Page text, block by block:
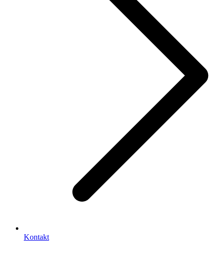
Kontakt